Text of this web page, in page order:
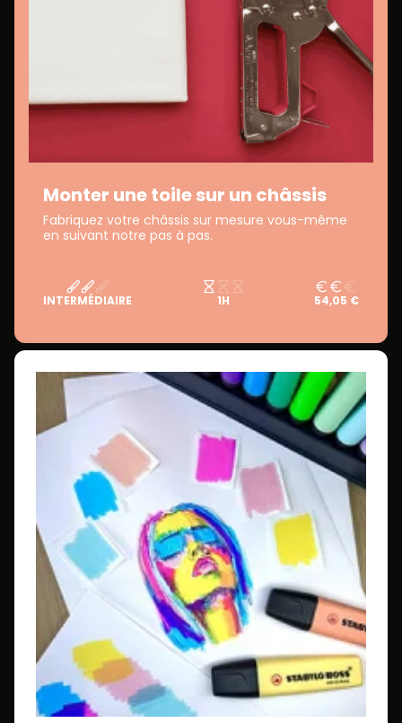
Monter une toile sur un châssis
Fabriquez votre châssis sur mesure vous-même
en suivant notre pas à pas.
INTERMÉDIAIRE 1H 54,05 €